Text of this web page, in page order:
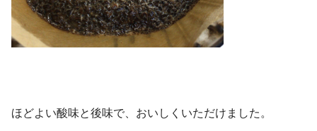
ほどよい酸味と後味で、おいしくいただけました。